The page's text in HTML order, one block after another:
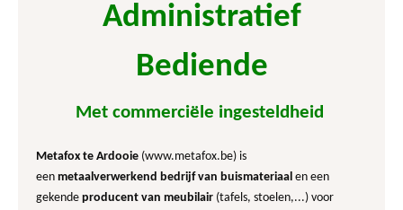
Administratief
Bediende
Met commerciële ingesteldheid
Metafox te Ardooie (www.metafox.be) is
een metaalverwerkend bedrijf van buismateriaal en een
gekende producent van meubilair (tafels, stoelen,...) voor